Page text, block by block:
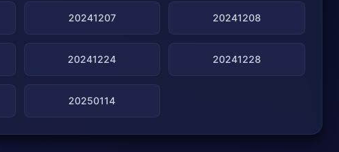
20241207 20241208
20241224 20241228
20250114